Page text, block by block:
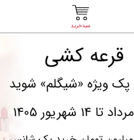
سبدخرید